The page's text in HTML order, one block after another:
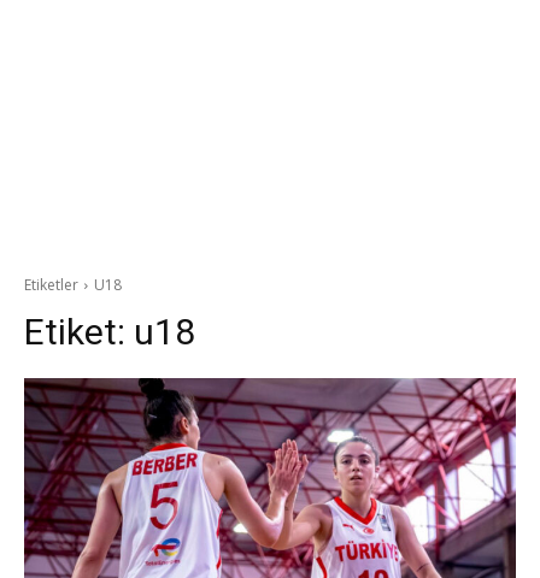
Etiketler U18
Etiket: u18